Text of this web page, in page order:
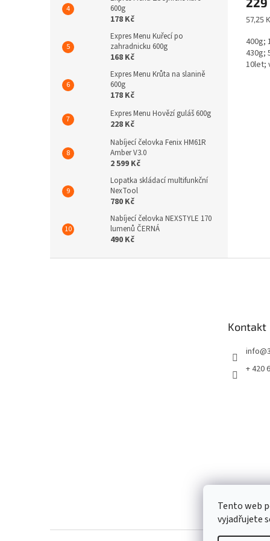
Tento web
vyjadřujete
600g
178 Kč
Expres Menu Kuřecí po
zahradnicku 600g
168 Kč
Expres Menu Krůta na slanině
600g
178 Kč
Expres Menu Hovězí guláš 600g
228 Kč
Nabíjecí čelovka Fenix HM61R
Amber V3.0
2 599 Kč
Lopatka skládací multifunkční
NexTool
780 Kč
Nabíjecí čelovka NEXSTYLE 170
lumenů ČERNÁ
490 Kč
Měrná
57,25
400g;
430g;
10let;
Kontakt
info@
+ 420